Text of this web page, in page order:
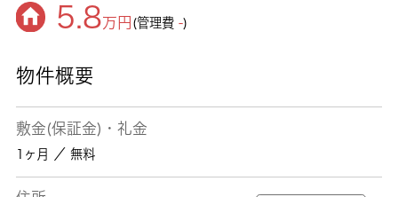
5.8万円 (管理費-)
物件概要
敷金(保証金)・礼金
1ヶ月 ／ 無料